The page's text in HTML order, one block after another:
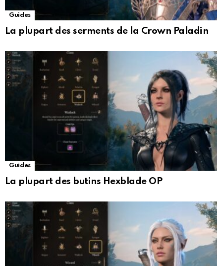
Guides
La plupart des serments de la Crown Paladin
Guides
La plupart des butins Hexblade OP